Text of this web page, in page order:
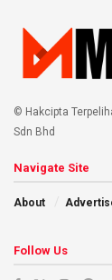
© Hakcipta
Sdn Bhd
Navigate Site
About
Follow Us